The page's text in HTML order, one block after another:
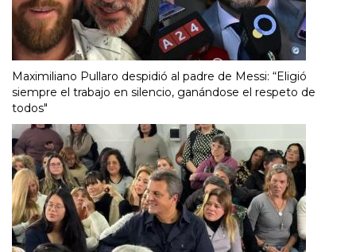
Maximiliano Pullaro despidió al padre de Messi: “Eligió
siempre el trabajo en silencio, ganándose el respeto de
todos"